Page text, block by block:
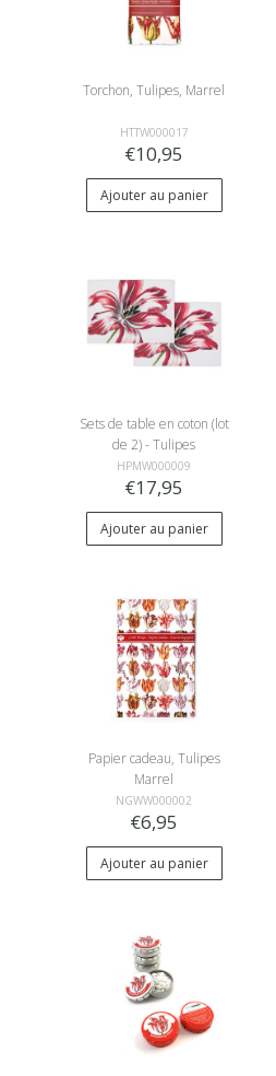
Torchon, Tulipes, Marrel
HTTW000017
€10,95
Ajouter au panier
Sets de table en coton (lot
de 2) - Tulipes
HPMW000009
€17,95
Ajouter au panier
Papier cadeau, Tulipes
Marrel
NGWW000002
€6,95
Ajouter au panier